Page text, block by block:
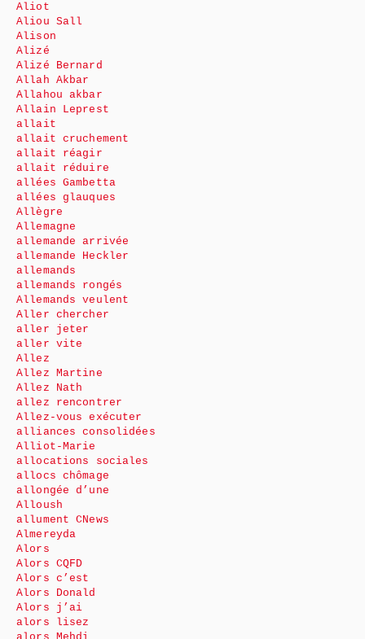
Aliot
Aliou Sall
Alison
Alizé
Alizé Bernard
Allah Akbar
Allahou akbar
Allain Leprest
allait
allait cruchement
allait réagir
allait réduire
allées Gambetta
allées glauques
Allègre
Allemagne
allemande arrivée
allemande Heckler
allemands
allemands rongés
Allemands veulent
Aller chercher
aller jeter
aller vite
Allez
Allez Martine
Allez Nath
allez rencontrer
Allez-vous exécuter
alliances consolidées
Alliot-Marie
allocations sociales
allocs chômage
allongée d’une
Alloush
allument CNews
Almereyda
Alors
Alors CQFD
Alors c’est
Alors Donald
Alors j’ai
alors lisez